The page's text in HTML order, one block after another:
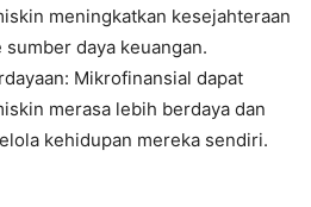
meningkatkan kesejahteraan
daya keuangan.
Mikrofinansial dapat
merasa lebih berdaya dan
kehidupan mereka sendiri.